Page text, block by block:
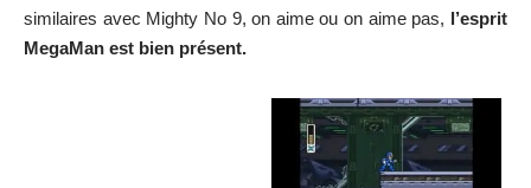
similaires avec Mighty No 9, on aime ou on aime pas, l’esprit
MegaMan est bien présent.